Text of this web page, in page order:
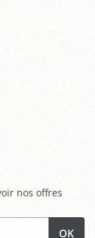
nos offres
OK